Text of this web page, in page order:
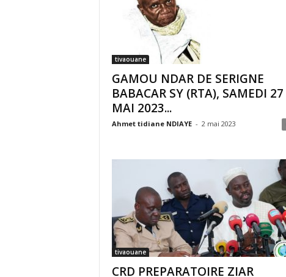
tivaouane
GAMOU NDAR DE SERIGNE
BABACAR SY (RTA), SAMEDI 27
MAI 2023...
Ahmet tidiane NDIAYE - 2 mai 2023
tivaouane
CRD PREPARATOIRE ZIAR